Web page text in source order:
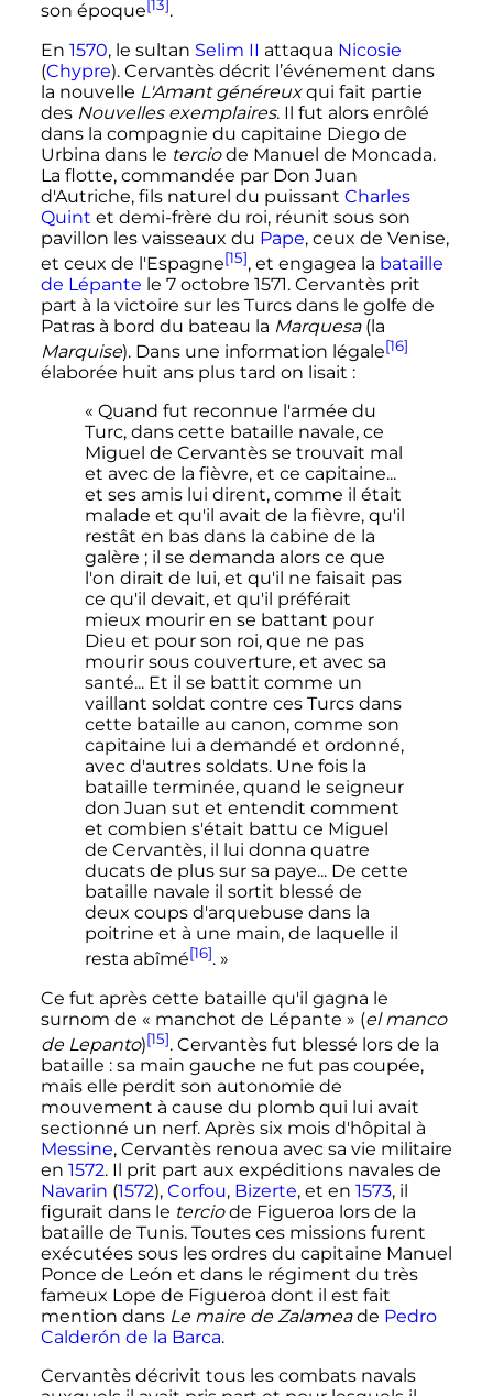
son époque [13] .
En 1570, le sultan Selim II attaqua Nicosie
(Chypre). Cervantès décrit l’événement dans
la nouvelle L'Amant généreuxqui fait partie
des Nouvelles exemplaires. Il fut alors enrôlé
dans la compagnie du capitaine Diego de
Urbina dans le terciode Manuel de Moncada.
La flotte, commandée par Don Juan
d'Autriche, fils naturel du puissant Charles
Quint et demi-frère du roi, réunit sous son
pavillon les vaisseaux du Pape, ceux de Venise,
et ceux de l'Espagne[15], et engagea la bataille
de Lépante le 7 octobre 1571. Cervantès prit
part à la victoire sur les Turcs dans le golfe de
Patras à bord du bateau la Marquesa(la
Marquise). Dans une information légale[16]
élaborée huit ans plus tard on lisait :
« Quand fut reconnue l'armée du
Turc, dans cette bataille navale, ce
Miguel de Cervantès se trouvait mal
et avec de la fièvre, et ce capitaine...
et ses amis lui dirent, comme il était
malade et qu'il avait de la fièvre, qu'il
restât en bas dans la cabine de la
galère ; il se demanda alors ce que
l'on dirait de lui, et qu'il ne faisait pas
ce qu'il devait, et qu'il préférait
mieux mourir en se battant pour
Dieu et pour son roi, que ne pas
mourir sous couverture, et avec sa
santé... Et il se battit comme un
vaillant soldat contre ces Turcs dans
cette bataille au canon, comme son
capitaine lui a demandé et ordonné,
avec d'autres soldats. Une fois la
bataille terminée, quand le seigneur
don Juan sut et entendit comment
et combien s'était battu ce Miguel
de Cervantès, il lui donna quatre
ducats de plus sur sa paye... De cette
bataille navale il sortit blessé de
deux coups d'arquebuse dans la
poitrine et à une main, de laquelle il
resta abîmé[16]. »
Ce fut après cette bataille qu'il gagna le
surnom de « manchot de Lépante » (el manco
de Lepanto)[15]. Cervantès fut blessé lors de la
bataille : sa main gauche ne fut pas coupée,
mais elle perdit son autonomie de
mouvement à cause du plomb qui lui avait
sectionné un nerf. Après six mois d'hôpital à
Messine, Cervantès renoua avec sa vie militaire
en 1572. Il prit part aux expéditions navales de
Navarin (1572), Corfou, Bizerte, et en 1573, il
figurait dans le terciode Figueroa lors de la
bataille de Tunis. Toutes ces missions furent
exécutées sous les ordres du capitaine Manuel
Ponce de León et dans le régiment du très
fameux Lope de Figueroa dont il est fait
mention dans Le maire de Zalameade Pedro
Calderón de la Barca.
Cervantès décrivit tous les combats navals